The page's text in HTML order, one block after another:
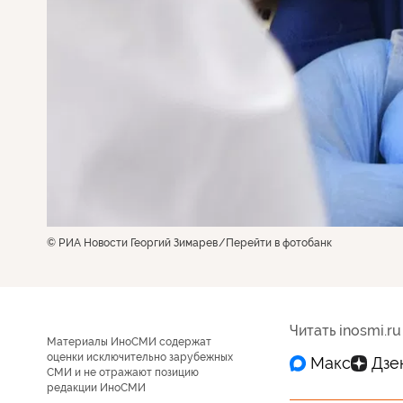
© РИА Новости Георгий Зимарев Перейти в фотобанк
Материалы ИноСМИ содержат
оценки исключительно зарубежных
СМИ и не отражают позицию
редакции ИноСМИ
Читать inosmi.ru